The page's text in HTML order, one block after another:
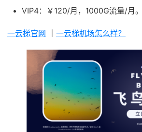
VIP4：￥120/月，1000G流量/月。
一云梯官网 一云梯机场怎么样？